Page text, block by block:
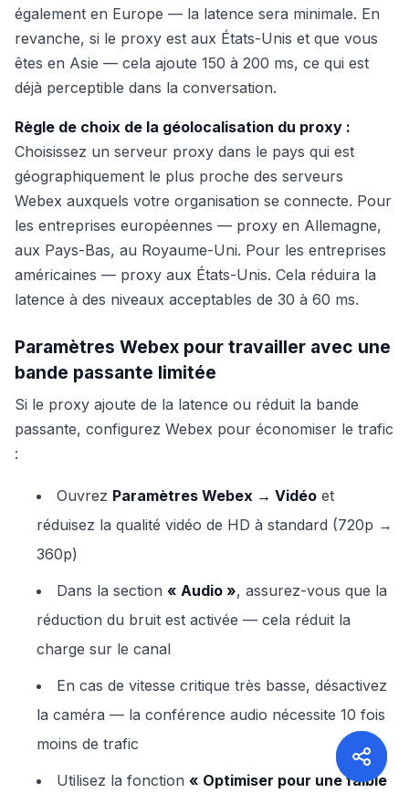
également en Europe — la latence sera minimale. En
revanche, si le proxy est aux États-Unis et que vous
êtes en Asie — cela ajoute 150 à 200 ms, ce qui est
déjà perceptible dans la conversation.
Règle de choix de la géolocalisation du proxy :
Choisissez un serveur proxy dans le pays qui est
géographiquement le plus proche des serveurs
Webex auxquels votre organisation se connecte. Pour
les entreprises européennes — proxy en Allemagne,
aux Pays-Bas, au Royaume-Uni. Pour les entreprises
américaines — proxy aux États-Unis. Cela réduira la
latence à des niveaux acceptables de 30 à 60 ms.
Paramètres Webex pour travailler avec une
bande passante limitée
Si le proxy ajoute de la latence ou réduit la bande
passante, configurez Webex pour économiser le trafic
:
Ouvrez Paramètres Webex → Vidéo et
réduisez la qualité vidéo de HD à standard (720p →
360p)
Dans la section « Audio », assurez-vous que la
réduction du bruit est activée — cela réduit la
charge sur le canal
En cas de vitesse critique très basse, désactivez
la caméra — la conférence audio nécessite 10 fois
moins de trafic
Utilisez la fonction « Optimiser pour une faible